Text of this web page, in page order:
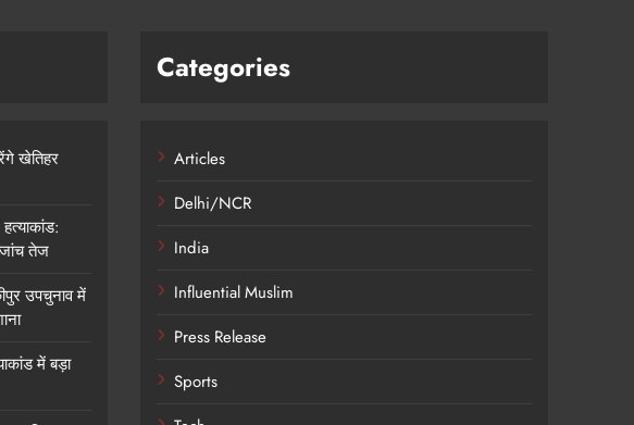
खेतिहर
तेज
उपचुनाव में
में बड़ा
Categories
Articles
Delhi/NCR
India
Influential Muslim
Press Release
Sports